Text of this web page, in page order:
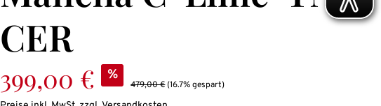
CER
399,00 € %
Regulärer Preis:
479,00 € (16.7% gespart)